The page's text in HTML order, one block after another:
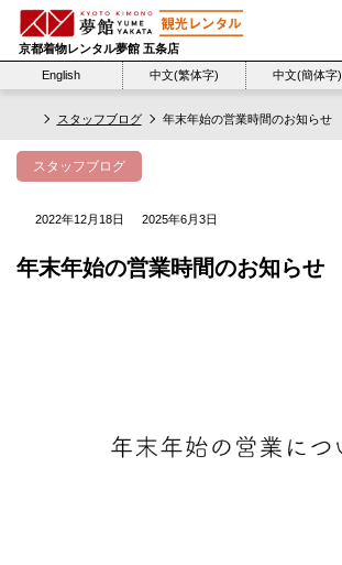
京都着物レンタル夢館 五条店
English
中文(繁体字) 中文(簡体字)
スタッフブログ 年末年始の営業時間のお知らせ
スタッフブログ
2022年12月18日 2025年6月3日
年末年始の営業時間のお知らせ